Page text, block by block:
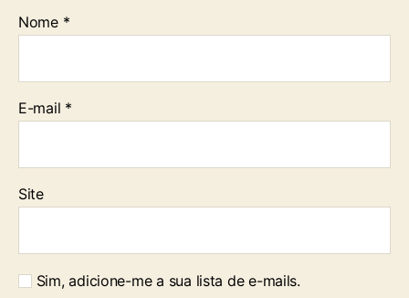
Nome *
E-mail *
Site
Sim, adicione-me a sua lista de e-mails.